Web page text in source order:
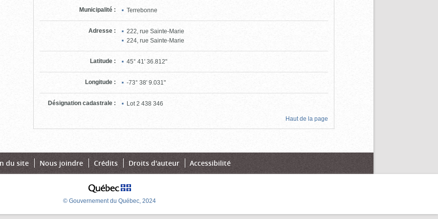
Municipalité : Terrebonne
Adresse :
222, rue Sainte-Marie
224, rue Sainte-Marie
Latitude : 45° 41' 36.812"
Longitude : -73° 38' 9.031"
Désignation cadastrale : Lot2 438 346
Haut de la page
du site Nous joindre Crédits Droits d'auteur Accessibilité
© Gouvernement du Québec, 2024